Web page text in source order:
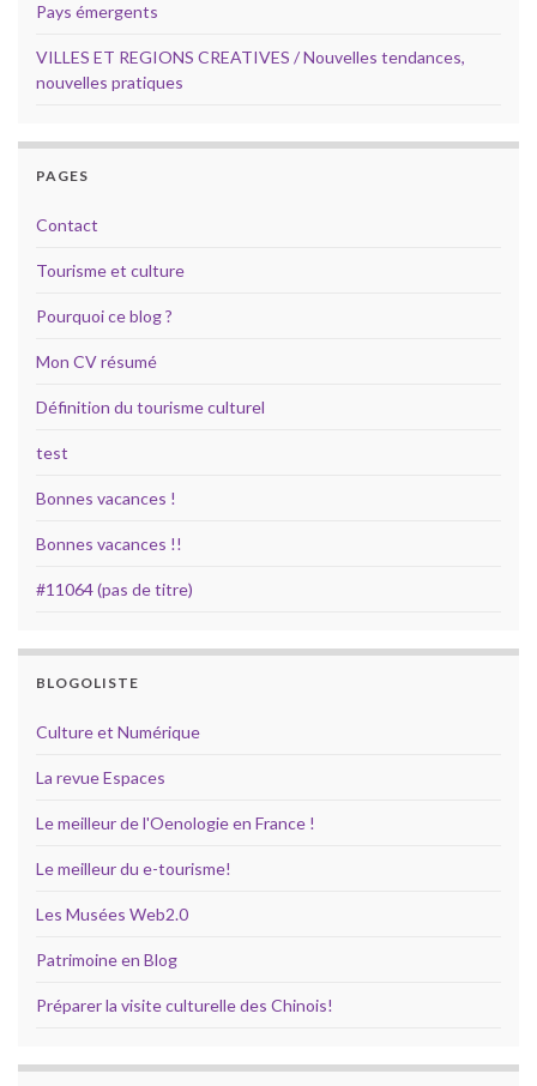
Pays émergents
VILLES ET REGIONS CREATIVES / Nouvelles tendances,
nouvelles pratiques
PAGES
Contact
Tourisme et culture
Pourquoi ce blog ?
Mon CV résumé
Définition du tourisme culturel
test
Bonnes vacances !
Bonnes vacances !!
#11064 (pas de titre)
BLOGOLISTE
Culture et Numérique
La revue Espaces
Le meilleur de l'Oenologie en France !
Le meilleur du e-tourisme!
Les Musées Web2.0
Patrimoine en Blog
Préparer la visite culturelle des Chinois!